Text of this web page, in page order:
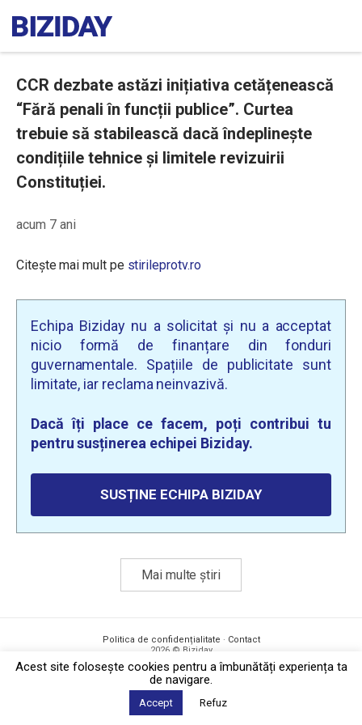
CCR dezbate astăzi inițiativa cetățenească
“Fără penali în funcții publice”. Curtea
trebuie să stabilească dacă îndeplinește
condițiile tehnice și limitele revizuirii
Constituției.
acum 7 ani
Citește mai mult pe stirileprotv.ro
Echipa Biziday nu a solicitat și nu a acceptat
nicio formă de finanțare din fonduri
guvernamentale. Spațiile de publicitate sunt
limitate, iar reclama neinvazivă.
Dacă îți place ce facem, poți contribui tu
pentru susținerea echipei Biziday.
SUSȚINE ECHIPA BIZIDAY
Mai multe știri
Politica de confidențialitate · Contact
2026 © Biziday
Acest site foloseşte cookies pentru a îmbunătăți experiența ta
de navigare.
Accept Refuz